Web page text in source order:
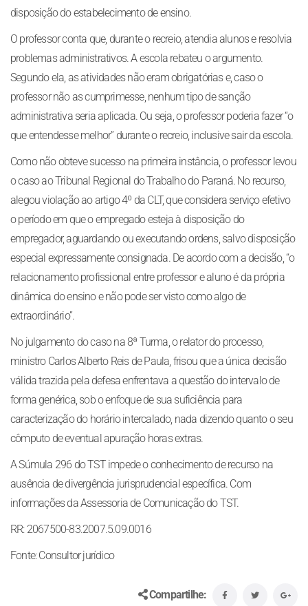
disposição do estabelecimento de ensino.
O professor conta que, durante o recreio, atendia alunos e resolvia
problemas administrativos. A escola rebateu o argumento.
Segundo ela, as atividades não eram obrigatórias e, caso o
professor não as cumprimesse, nenhum tipo de sanção
administrativa seria aplicada. Ou seja, o professor poderia fazer “o
que entendesse melhor” durante o recreio, inclusive sair da escola.
Como não obteve sucesso na primeira instância, o professor levou
o caso ao Tribunal Regional do Trabalho do Paraná. No recurso,
alegou violação ao artigo 4º da CLT, que considera serviço efetivo
o período em que o empregado esteja à disposição do
empregador, aguardando ou executando ordens, salvo disposição
especial expressamente consignada. De acordo com a decisão, “o
relacionamento profissional entre professor e aluno é da própria
dinâmica do ensino e não pode ser visto como algo de
extraordinário”.
No julgamento do caso na 8ª Turma, o relator do processo,
ministro Carlos Alberto Reis de Paula, frisou que a única decisão
válida trazida pela defesa enfrentava a questão do intervalo de
forma genérica, sob o enfoque de sua suficiência para
caracterização do horário intercalado, nada dizendo quanto o seu
cômputo de eventual apuração horas extras.
A Súmula 296 do TST impede o conhecimento de recurso na
ausência de divergência jurisprudencial específica. Com
informações da Assessoria de Comunicação do TST.
RR: 2067500-83.2007.5.09.0016
Fonte: Consultor jurídico
Compartilhe: